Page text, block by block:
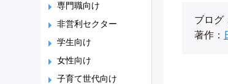
専門職向け
非営利セクター
学生向け
女性向け
子育て世代向け
ブログ
著作：